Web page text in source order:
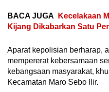
BACA JUGA
Kecelakaan
Kijang Dikabarkan Satu
Aparat kepolisian berharap,
mempererat kebersamaan
kebangsaan masyarakat,
Kecamatan Maro Sebo Ilir.